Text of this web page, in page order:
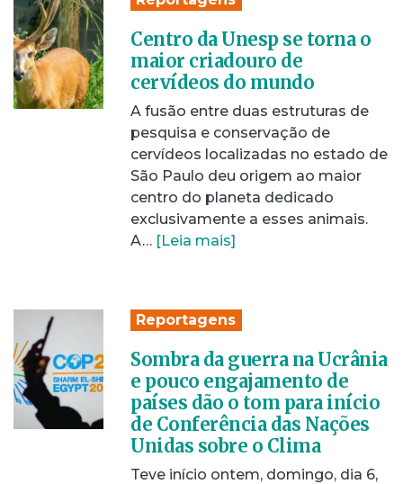
Centro da Unesp se torna o
maior criadouro de
cervídeos do mundo
A fusão entre duas estruturas de
pesquisa e conservação de
cervídeos localizadas no estado de
São Paulo deu origem ao maior
centro do planeta dedicado
exclusivamente a esses animais.
A… [Leia mais]
Reportagens
Sombra da guerra na Ucrânia
e pouco engajamento de
países dão o tom para início
de Conferência das Nações
Unidas sobre o Clima
Teve início ontem, domingo, dia 6,